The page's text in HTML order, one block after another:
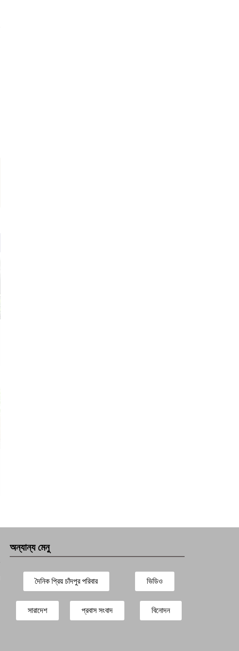
অন্যান্য মেনু
দৈনিক প্রিয় চাঁদপুর পরিবার ভিডিও
সারাদেশ প্রবাস সংবাদ বিনোদন